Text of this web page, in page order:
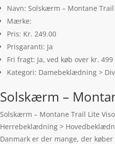
Navn: Solskærm – Montane
Mærke:
Pris: Kr. 249.00
Prisgaranti: Ja
Fri fragt: Ja, ved køb over kr. 499
Kategori: Damebeklædning >
Solskærm –
Solskærm – Montane Trail Lite
Herrebeklædning >
Danmark er der mange, der